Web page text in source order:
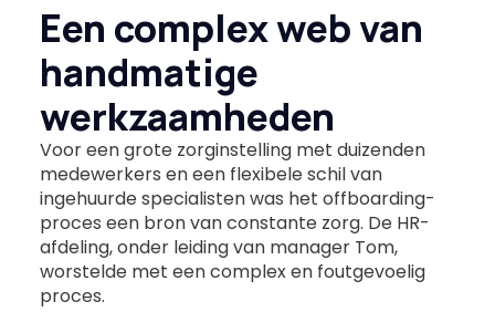
Een complex web van
handmatige
werkzaamheden
Voor een grote zorginstelling met duizenden
medewerkers en een flexibele schil van
ingehuurde specialisten was het offboarding-
proces een bron van constante zorg. De HR-
afdeling, onder leiding van manager Tom,
worstelde met een complex en foutgevoelig
proces.